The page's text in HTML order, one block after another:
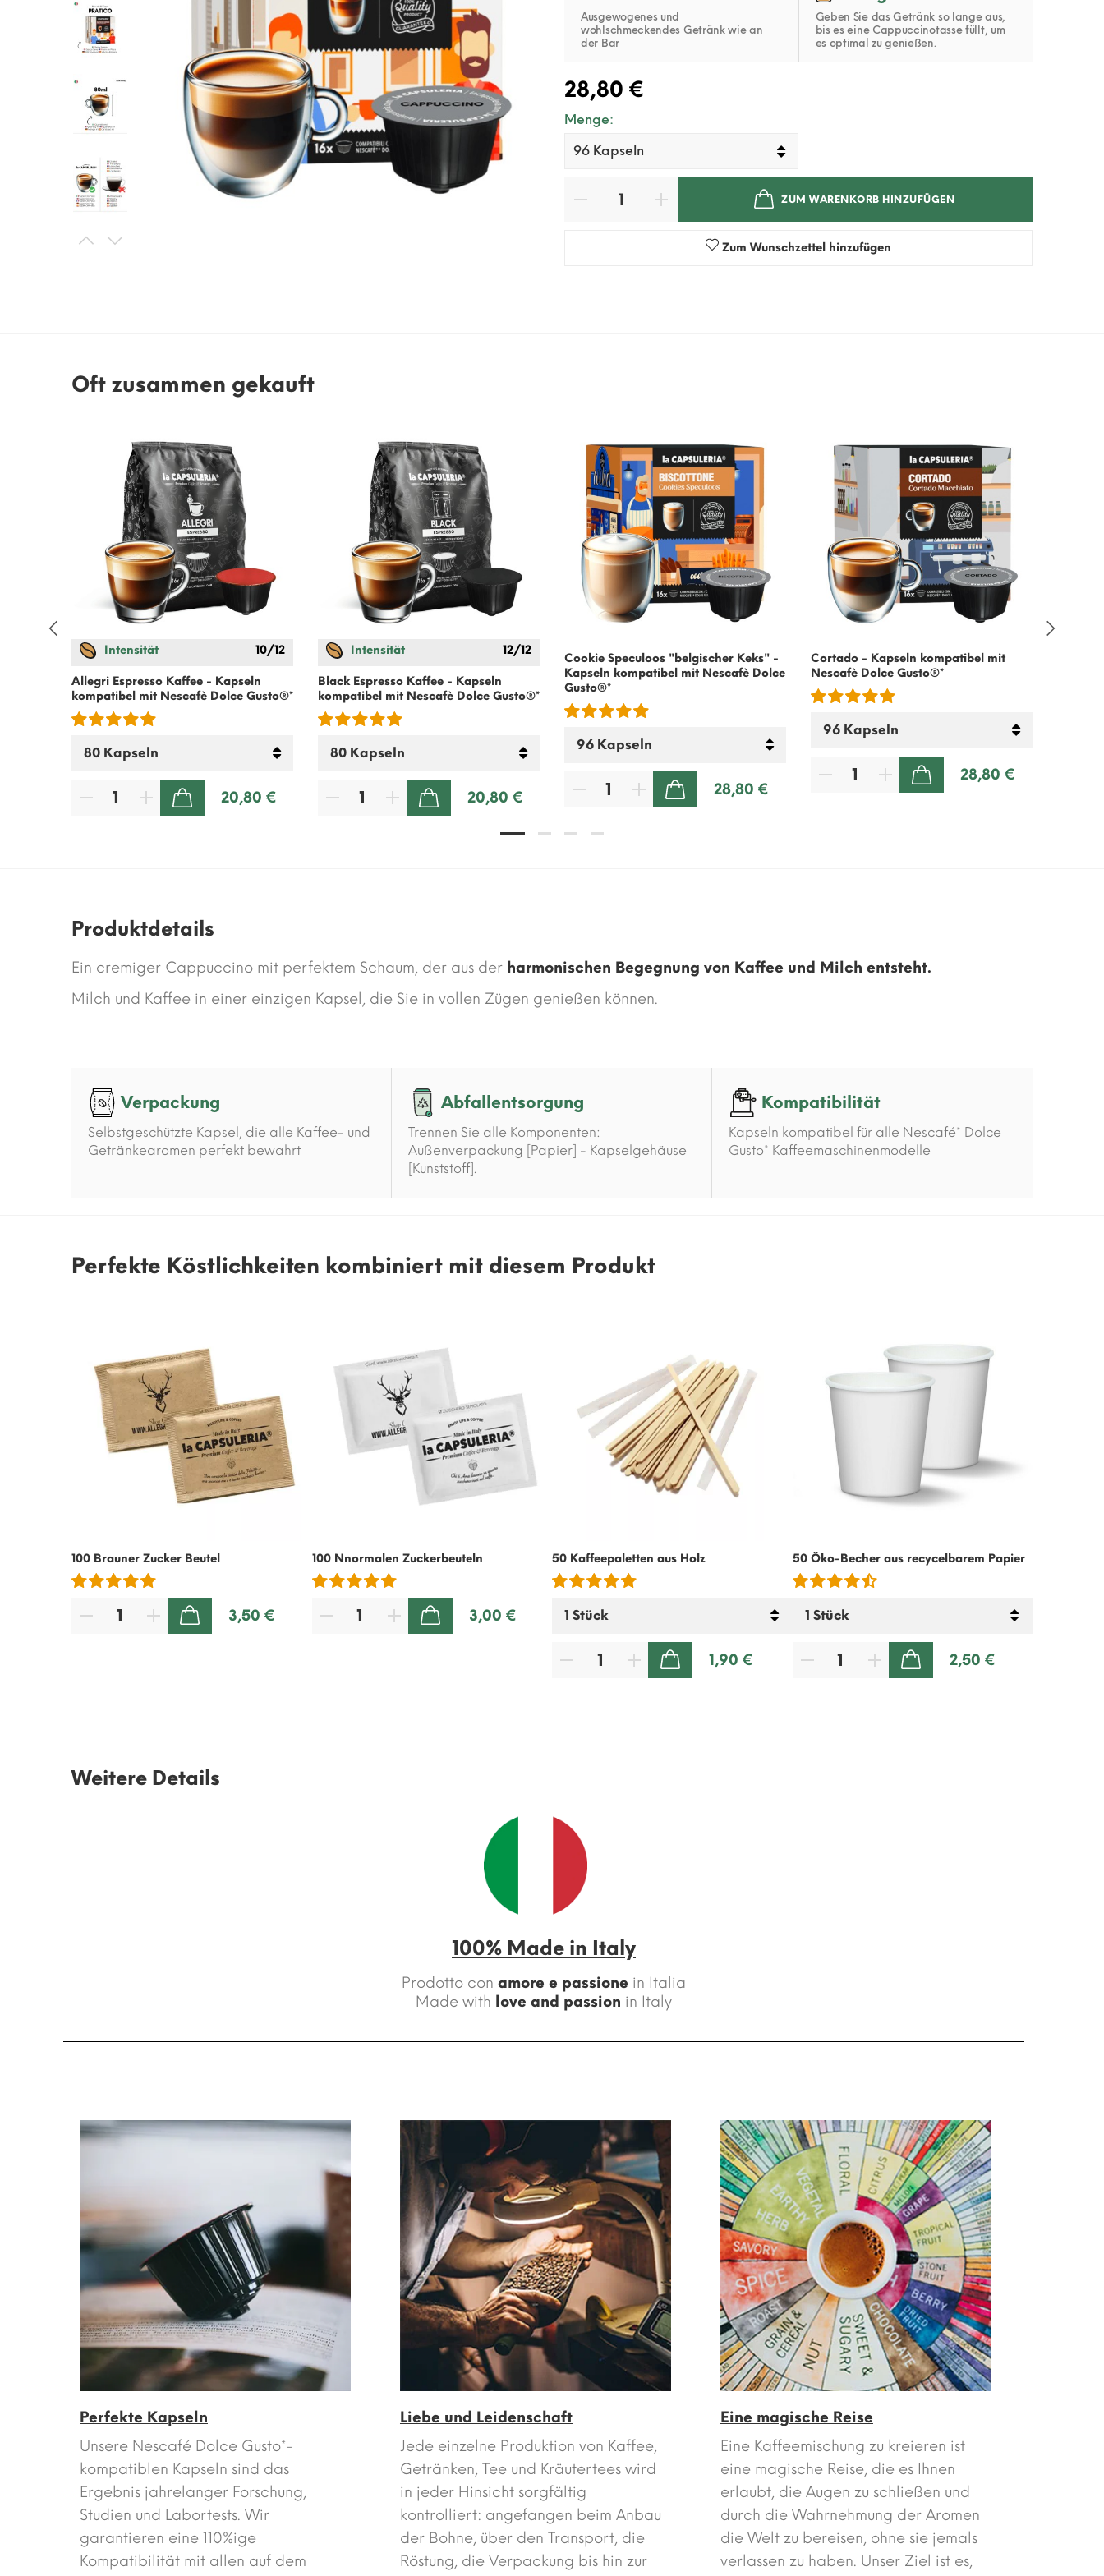
Ausgewogenes und
wohlschmeckendes Getränk wie an
der Bar
Geben Sie das Getränk so lange aus,
bis es eine Cappuccinotasse füllt, um
es optimal zu genießen.
28,80 €
Menge:
ZUM WARENKORB HINZUFÜGEN
Zum Wunschzettel hinzufügen
Oft zusammen gekauft
Intensität 10/12
Allegri Espresso Kaffee - Kapseln
kompatibel mit Nescafè Dolce Gusto®*
20,80 €
Intensität 12/12
Black Espresso Kaffee - Kapseln
kompatibel mit Nescafè Dolce Gusto®*
20,80 €
Cookie Speculoos "belgischer Keks" -
Kapseln kompatibel mit Nescafè Dolce
Gusto®*
28,80 €
Cortado - Kapseln kompatibel mit
Nescafè Dolce Gusto®*
28,80 €
Produktdetails
Ein cremiger Cappuccino mit perfektem Schaum, der aus der harmonischen Begegnung von Kaffee und Milch entsteht.
Milch und Kaffee in einer einzigen Kapsel, die Sie in vollen Zügen genießen können.
Verpackung
Selbstgeschützte Kapsel, die alle Kaffee- und
Getränkearomen perfekt bewahrt
Abfallentsorgung
Trennen Sie alle Komponenten:
Außenverpackung [Papier] - Kapselgehäuse
[Kunststoff].
Kompatibilität
Kapseln kompatibel für alle Nescafé* Dolce
Gusto* Kaffeemaschinenmodelle
Perfekte Köstlichkeiten kombiniert mit diesem Produkt
100 Brauner Zucker Beutel
3,50 €
100 Nnormalen Zuckerbeuteln
3,00 €
50 Kaffeepaletten aus Holz
1,90 €
50 Öko-Becher aus recycelbarem Papier
2,50 €
Weitere Details
100% Made in Italy
Prodotto con amore e passione in Italia
Made with love and passion in Italy
Perfekte Kapseln
Unsere Nescafé Dolce Gusto*-
kompatiblen Kapseln sind das
Ergebnis jahrelanger Forschung,
Studien und Labortests. Wir
garantieren eine 110%ige
Kompatibilität mit allen auf dem
Liebe und Leidenschaft
Jede einzelne Produktion von Kaffee,
Getränken, Tee und Kräutertees wird
in jeder Hinsicht sorgfältig
kontrolliert: angefangen beim Anbau
der Bohne, über den Transport, die
Röstung, die Verpackung bis hin zur
Eine magische Reise
Eine Kaffeemischung zu kreieren ist
eine magische Reise, die es Ihnen
erlaubt, die Augen zu schließen und
durch die Wahrnehmung der Aromen
die Welt zu bereisen, ohne sie jemals
verlassen zu haben. Unser Ziel ist es,